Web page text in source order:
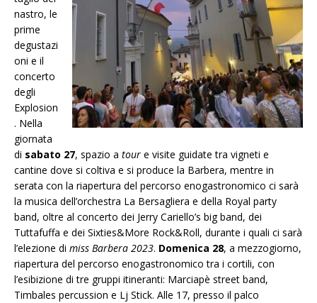
nastro, le
prime
degustazi
oni e il
concerto
degli
Explosion
. Nella
giornata
di sabato 27, spazio a tour e visite guidate tra vigneti e
cantine dove si coltiva e si produce la Barbera, mentre in
serata con la riapertura del percorso enogastronomico ci sarà
la musica dell’orchestra La Bersagliera e della Royal party
band, oltre al concerto dei Jerry Cariello’s big band, dei
Tuttafuffa e dei Sixties&More Rock&Roll, durante i quali ci sarà
l’elezione di miss Barbera 2023. Domenica 28, a mezzogiorno,
riapertura del percorso enogastronomico tra i cortili, con
l’esibizione di tre gruppi itineranti: Marciapè street band,
Timbales percussion e Lj Stick. Alle 17, presso il palco